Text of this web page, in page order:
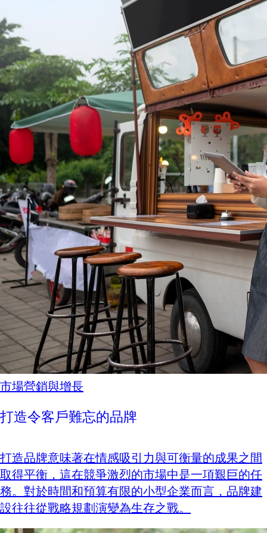
市場營銷與增長
打造令客戶難忘的品牌
打造品牌意味著在情感吸引力與可衡量的成果之間
取得平衡，這在競爭激烈的市場中是一項艱巨的任
務。對於時間和預算有限的小型企業而言，品牌建
設往往從戰略規劃演變為生存之戰。